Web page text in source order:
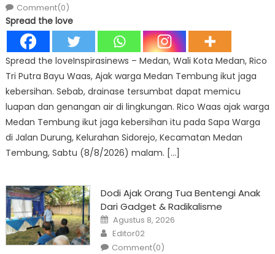
Comment(0)
Spread the love
Spread the loveInspirasinews – Medan, Wali Kota Medan, Rico
Tri Putra Bayu Waas, Ajak warga Medan Tembung ikut jaga
kebersihan. Sebab, drainase tersumbat dapat memicu
luapan dan genangan air di lingkungan. Rico Waas ajak warga
Medan Tembung ikut jaga kebersihan itu pada Sapa Warga
di Jalan Durung, Kelurahan Sidorejo, Kecamatan Medan
Tembung, Sabtu (8/8/2026) malam. […]
Dodi Ajak Orang Tua Bentengi Anak
Dari Gadget & Radikalisme
Posted
on
Agustus 8, 2026
Author
Editor02
Comment(0)